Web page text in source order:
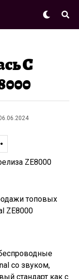
С
со звуком,
стандарт как с